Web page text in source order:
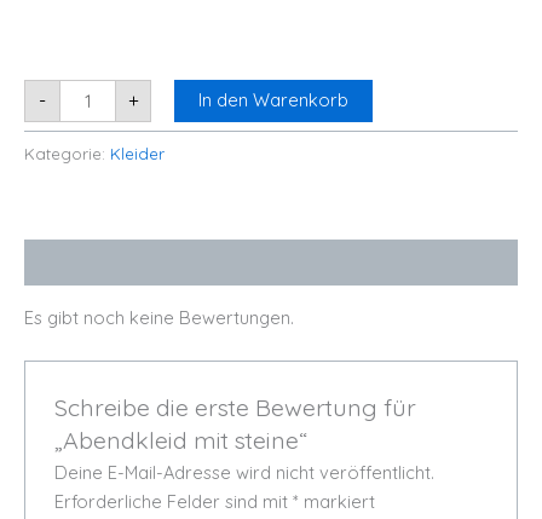
- + In den Warenkorb
Kategorie: Kleider
Es gibt noch keine Bewertungen.
Schreibe die erste Bewertung für
„Abendkleid mit steine“
Deine E-Mail-Adresse wird nicht veröffentlicht.
Erforderliche Felder sind mit* markiert